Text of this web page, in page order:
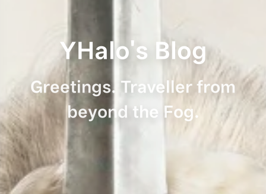
YHalo's Blog
Greetings. Traveller from
beyond the Fog.